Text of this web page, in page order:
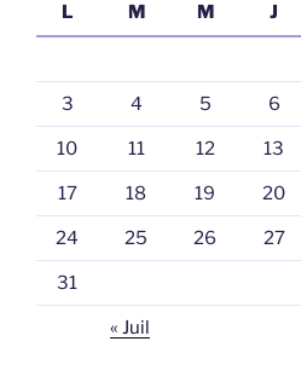
L
M M J
3 4 5 6
10 11 12 13
17 18 19 20
24 25 26 27
31
« Juil